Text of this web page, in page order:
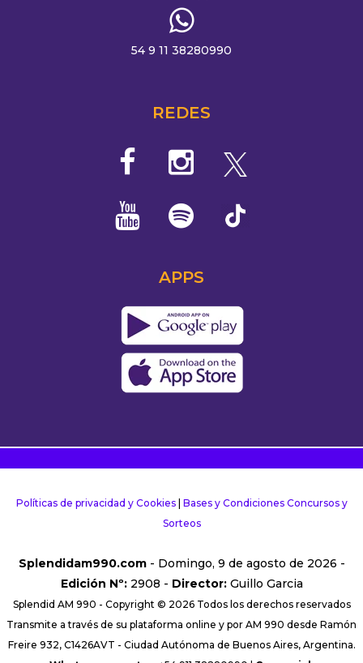
54 9 11 38280990
REDES
APPS
Políticas de privacidad y Cookies| Bases y Condiciones Concursos y
Sorteos
Splendidam990.com- Domingo, 9 de agosto de 2026 -
Edición Nº:2908 - Director:Guillo Garcia
Splendid AM 990 - Copyright © 2026 Todos los derechos reservados
Transmite a través de su plataforma online y por AM 990 desde Ramón
Freire 932, C1426AVT - Ciudad Autónoma de Buenos Aires, Argentina.